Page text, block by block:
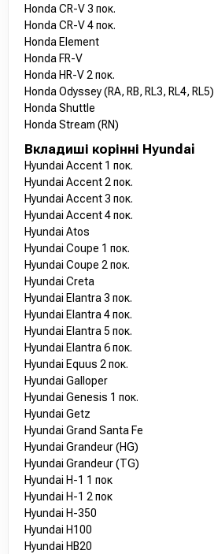
Honda CR-V 3 пок.
Honda CR-V 4 пок.
Honda Element
Honda FR-V
Honda HR-V 2 пок.
Honda Odyssey (RA, RB, RL3, RL4, RL5)
Honda Shuttle
Honda Stream (RN)
Вкладиші корінні Hyundai
Hyundai Accent 1 пок.
Hyundai Accent 2 пок.
Hyundai Accent 3 пок.
Hyundai Accent 4 пок.
Hyundai Atos
Hyundai Coupe 1 пок.
Hyundai Coupe 2 пок.
Hyundai Creta
Hyundai Elantra 3 пок.
Hyundai Elantra 4 пок.
Hyundai Elantra 5 пок.
Hyundai Elantra 6 пок.
Hyundai Equus 2 пок.
Hyundai Galloper
Hyundai Genesis 1 пок.
Hyundai Getz
Hyundai Grand Santa Fe
Hyundai Grandeur (HG)
Hyundai Grandeur (TG)
Hyundai H-1 1 пок
Hyundai H-1 2 пок
Hyundai H-350
Hyundai H100
Hyundai HB20